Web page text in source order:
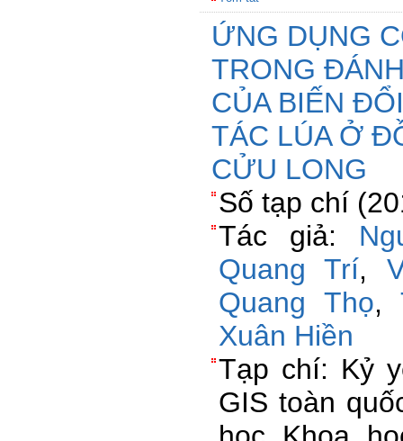
ỨNG DỤNG
TRONG
CỦA BIẾN
TÁC LÚA Ở
CỬU LONG
Số tạp chí
Tác giả:
Quang Trí,
Quang Thọ,
Xuân Hiền
Tạp chí: Kỷ
GIS toàn